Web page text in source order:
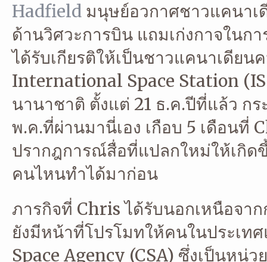
Hadfield มนุษย์อวกาศชาวแคนา
ด้านวิศวะการบิน แถมเก่งกาจในก
ได้รับเกียรติให้เป็นชาวแคนาเดีย
International Space Station
นานาชาติ ตั้งแต่ 21 ธ.ค.ปีที่แล้ว ก
พ.ค.ที่ผ่านมานี่เอง เกือบ 5 เดือนที่
ปรากฎการณ์สื่อที่แปลกใหม่ให้เกิ
คนไหนทำได้มาก่อน
ภารกิจที่ Chris ได้รับนอกเหนือจา
ยังมีหน้าที่โปรโมทให้คนในประเท
Space Agency (CSA) ซึ่งเป็นหน่